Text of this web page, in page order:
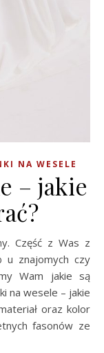
NA WESELE
– jakie
u znajomych czy
Wam jakie są
na wesele – jakie
oraz kolor
fasonów ze